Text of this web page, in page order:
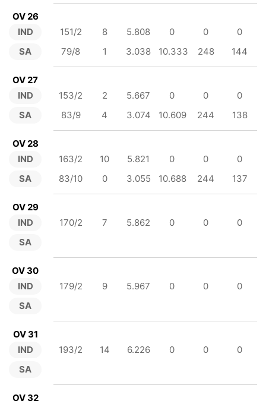
OV 26
IND
SA
151/2 8 5.808 0 0
0
79/8
1 3.038 10.333 248 144
OV 27
IND
SA
153/2 2 5.667 0 0
0
83/9
4 3.074 10.609 244 138
OV 28
IND
SA
163/2 10 5.821 0 0
0
83/10
0 3.055 10.688 244 137
OV 29
IND
SA
170/2 7 5.862 0 0 0
OV 30
IND
SA
179/2 9 5.967 0 0 0
OV 31
IND
SA
193/2 14 6.226 0 0 0
OV 32